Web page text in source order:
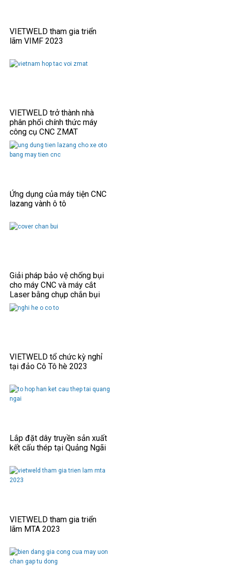
VIETWELD tham gia triển
lãm VIMF 2023
VIETWELD trở thành nhà
phân phối chính thức máy
công cụ CNC ZMAT
Ứng dụng của máy tiện CNC
lazang vành ô tô
Giải pháp bảo vệ chống bụi
cho máy CNC và máy cắt
Laser bằng chụp chắn bụi
VIETWELD tổ chức kỳ nghỉ
tại đảo Cô Tô hè 2023
Lắp đặt dây truyền sản xuất
kết cấu thép tại Quảng Ngãi
VIETWELD tham gia triển
lãm MTA 2023